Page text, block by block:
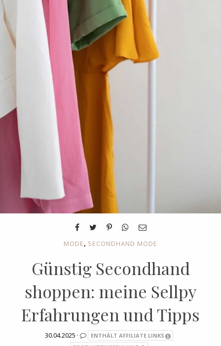
MODE, SECONDHAND MODE
Günstig Secondhand
shoppen: meine Sellpy
Erfahrungen und Tipps
30.04.2025 ·
ENTHÄLT AFFILIATE LINKS